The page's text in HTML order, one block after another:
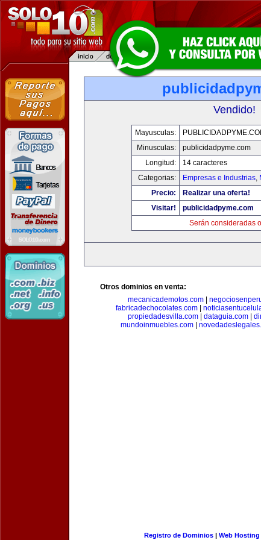
Vendido!
Mayusculas:
Minusculas:
publicidadpyme.com
Longitud:
14 caracteres
Categorias:
Empresas e Industrias,
Precio:
Realizar una oferta!
Visitar!
publicidadpyme.com
Serán consideradas
Otros dominios en venta:
mecanicademotos.com|
fabricadechocolates.com|
propiedadesvilla.com| dataguia.com|
mundoinmuebles.com
Registro de Dominios| Web Hosting